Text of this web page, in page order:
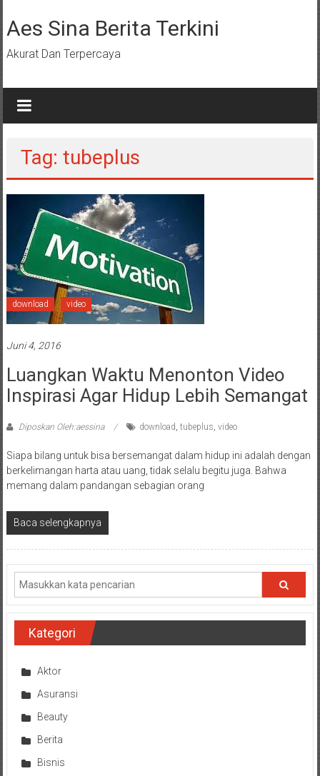
ke
konten
Aes Sina Berita Terkini
Akurat Dan Terpercaya
Tag: tubeplus
download video
Juni 4, 2016
Luangkan Waktu Menonton Video
Inspirasi Agar Hidup Lebih Semangat
Diposkan Oleh:aessina download, tubeplus, video
Siapa bilang untuk bisa bersemangat dalam hidup ini adalah dengan
berkelimangan harta atau uang, tidak selalu begitu juga. Bahwa
memang dalam pandangan sebagian orang
Baca selengkapnya
Kategori
Aktor
Asuransi
Beauty
Berita
Bisnis